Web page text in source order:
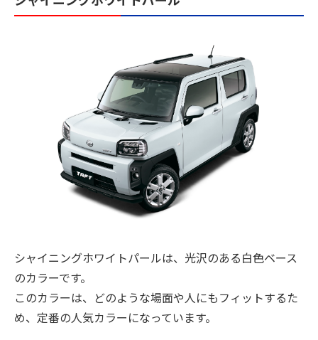
シャイニングホワイトパールは、光沢のある白色ベース
のカラーです。
このカラーは、どのような場面や人にもフィットするた
め、定番の人気カラーになっています。